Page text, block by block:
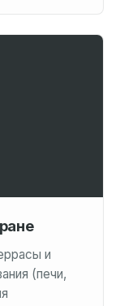
и
(печи,